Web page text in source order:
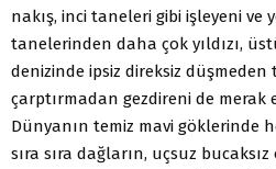
nakış, inci taneleri gibi işleyeni ve
tanelerinden daha çok yıldızı,
denizinde ipsiz direksiz
çarptırmadan gezdireni de merak
Dünyanın temiz mavi göklerinde
sıra sıra dağların, uçsuz